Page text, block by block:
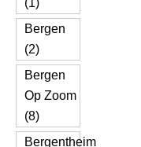
(1)
Bergen
(2)
Bergen
Op Zoom
(8)
Bergentheim